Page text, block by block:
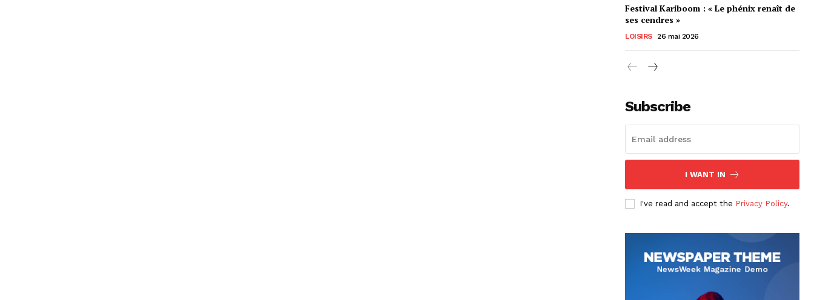
Festival Kariboom : « Le phénix renaît de
ses cendres »
LOISIRS 26 mai 2026
Subscribe
I WANT IN
I've read and accept the Privacy Policy.